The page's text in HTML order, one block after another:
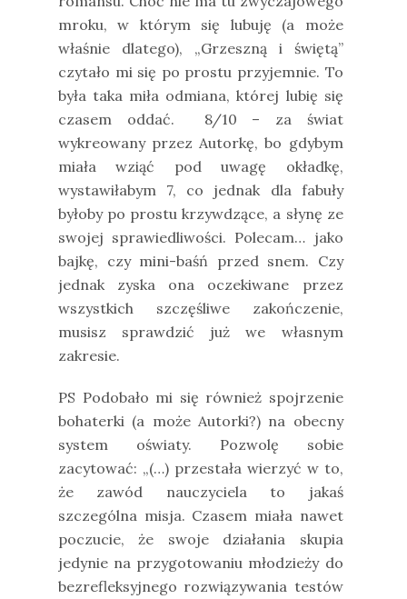
mroku, w którym się lubuję (a może
właśnie dlatego), „Grzeszną i świętą”
czytało mi się po prostu przyjemnie. To
była taka miła odmiana, której lubię się
czasem oddać.
8/10 – za świat
wykreowany przez Autorkę, bo gdybym
miała wziąć pod uwagę okładkę,
wystawiłabym 7, co jednak dla fabuły
byłoby po prostu krzywdzące, a słynę ze
swojej sprawiedliwości. Polecam… jako
bajkę, czy mini-baśń przed snem. Czy
jednak zyska ona oczekiwane przez
wszystkich szczęśliwe zakończenie,
musisz sprawdzić już we własnym
zakresie.
PS Podobało mi się również spojrzenie
bohaterki (a może Autorki?) na obecny
system oświaty. Pozwolę sobie
zacytować: „(…) przestała wierzyć w to,
że zawód nauczyciela to jakaś
szczególna misja. Czasem miała nawet
poczucie, że swoje działania skupia
jedynie na przygotowaniu młodzieży do
bezrefleksyjnego rozwiązywania testów